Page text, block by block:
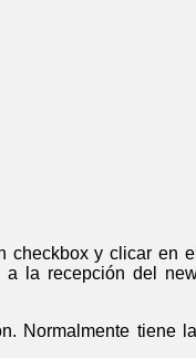
checkbox y clicar en
la recepción del
Normalmente tiene